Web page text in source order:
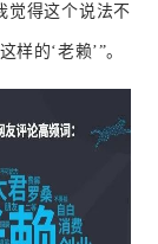
觉得这个说法不
的‘老赖’”。